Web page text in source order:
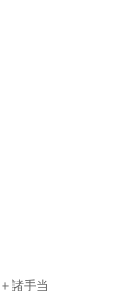
諸手当